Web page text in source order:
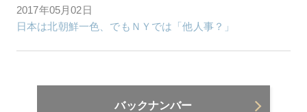
2017年05月02日
日本は北朝鮮一色、でもＮＹでは「他人事？」
バックナンバー